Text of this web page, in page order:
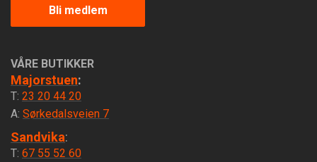
Bli medlem
VÅRE BUTIKKER
Majorstuen:
T: 23 20 44 20
A: Sørkedalsveien 7
Sandvika:
T: 67 55 52 60